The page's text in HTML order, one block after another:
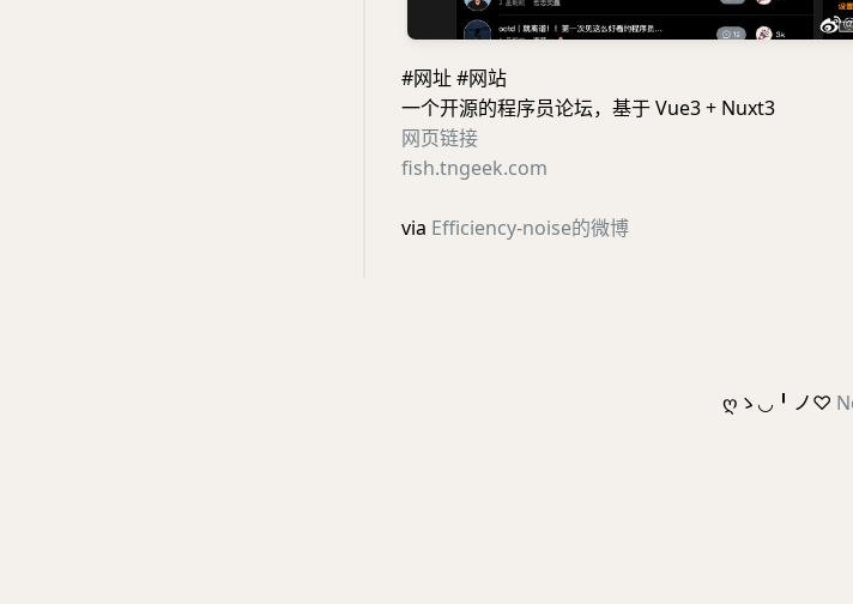
#网址 #网站
一个开源的程序员论坛，基于 Vue3 + Nuxt3
网页链接
fish.tngeek.com
via Efficiency-noise的微博
ღゝ◡╹ノ♡